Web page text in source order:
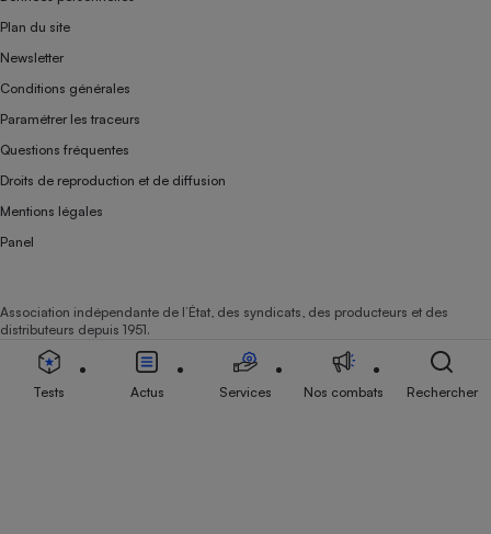
Plan du site
Newsletter
Conditions générales
Paramétrer les traceurs
Questions fréquentes
Droits de reproduction et de diffusion
Mentions légales
Panel
Association indépendante de l’État, des syndicats, des producteurs et des
distributeurs depuis 1951.
Tests Actus Services Nos combats Rechercher